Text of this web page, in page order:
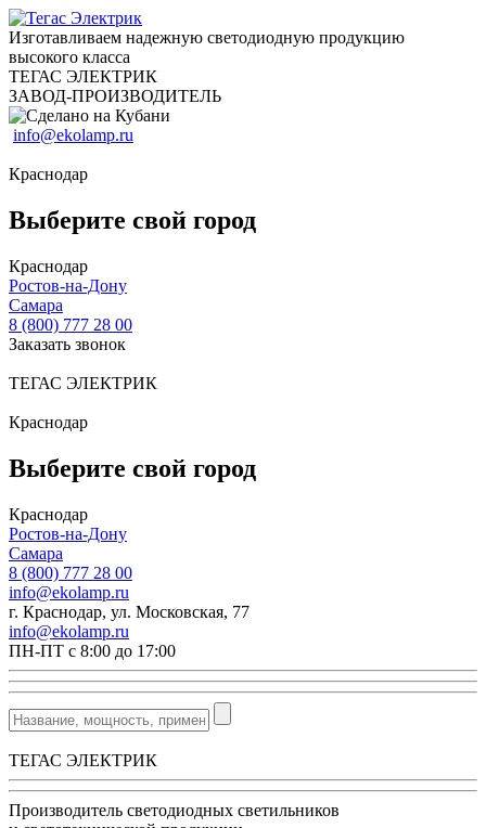
Изготавливаем надежную светодиодную продукцию
высокого класса
ТЕГАС ЭЛЕКТРИК
ЗАВОД-ПРОИЗВОДИТЕЛЬ
info@ekolamp.ru
Краснодар
Выберите свой город
Краснодар
Ростов-на-Дону
Самара
8 (800) 777 28 00
Заказать звонок
ТЕГАС ЭЛЕКТРИК
Краснодар
Выберите свой город
Краснодар
Ростов-на-Дону
Самара
8 (800) 777 28 00
info@ekolamp.ru
г. Краснодар, ул. Московская, 77
info@ekolamp.ru
ПН-ПТ с 8:00 до 17:00
ТЕГАС ЭЛЕКТРИК
Производитель светодиодных светильников